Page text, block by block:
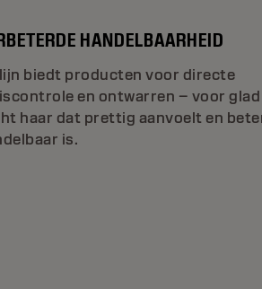
HANDELBAARHEID
biedt producten voor directe
en ontwarren – voor glad
haar dat prettig aanvoelt en
is.